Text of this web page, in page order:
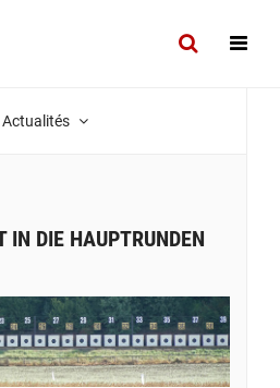
Actualités
DIE HAUPTRUNDEN